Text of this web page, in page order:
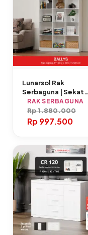
Lunarsol Rak
Serbaguna | Sekat
Ruangan | Rak Buku |
Rak 2 Meter | BALLYS
RAK SERBAGUNA
Rp1.880.000
Rp997.500